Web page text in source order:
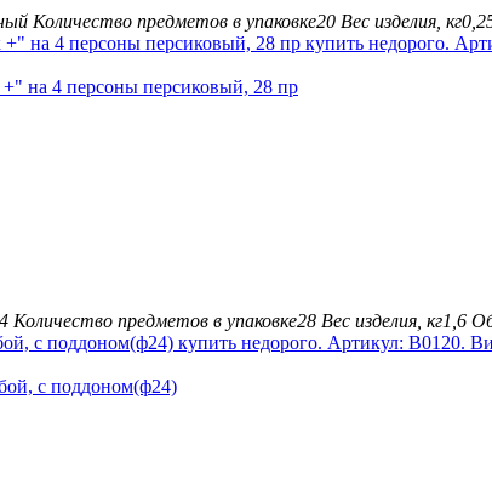
Количество предметов в упаковке20 Вес изделия, кг
на 4 персоны персиковый, 28 пр
4 Количество предметов в упаковке28 Вес изделия, кг1,6
с поддоном(ф24)